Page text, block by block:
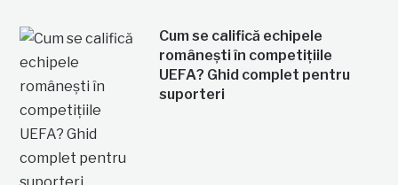
Cum se califică echipele
românești în competițiile
UEFA? Ghid complet pentru
suporteri